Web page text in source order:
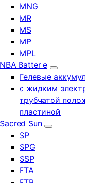
MNG
MR
MS
MP
MPL
NBA Batterie
Гелевые
с жидким
трубчатой
пластиной
Sacred Sun
SP
SPG
SSP
FTA